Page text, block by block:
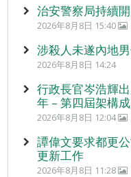
治安警察局持續
2026年8月8日 15:40
涉殺人未遂內地
2026年8月8日 14:24
行政長官岑浩輝
年 – 第四屆架構成
2026年8月8日 12:04
譚偉文要求都更
更新工作
2026年8月8日 11:28